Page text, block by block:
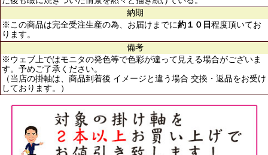
納期
※この商品は完全受注生産の為、お届けまでに約１０日 程度頂いてお
ります。
備考
※ウェブ上ではモニタの発色等で色彩が違って見える場合がございま
す。予めご了承ください。
（当店の掛軸は、商品到着後 イメージと違う場合 交換・返品をお受け
しております。）